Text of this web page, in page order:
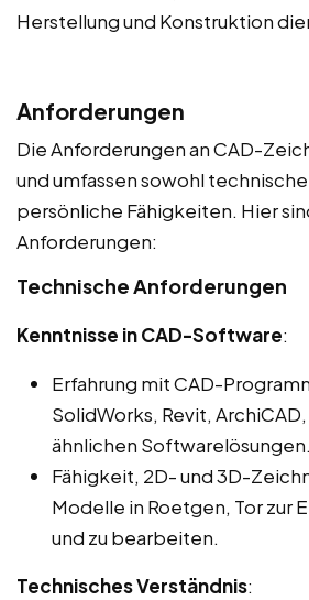
Herstellung und Konstruktion
Anforderungen
Die Anforderungen an CAD-
und umfassen sowohl technische
persönliche Fähigkeiten. Hier
Anforderungen:
Technische Anforderungen
Kenntnisse in CAD-Software:
Erfahrung mit CAD-
SolidWorks, Revit,
ähnlichen Softwarelösungen.
Fähigkeit, 2D- und 3D-
Modelle in Roetgen, Tor zur
und zu bearbeiten.
Technisches Verständnis: